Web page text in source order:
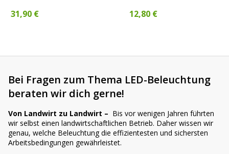
31,90 € 12,80 €
Bei Fragen zum Thema LED-Beleuchtung
beraten wir dich gerne!
Von Landwirt zu Landwirt – Bis vor wenigen Jahren führten
wir selbst einen landwirtschaftlichen Betrieb. Daher wissen wir
genau, welche Beleuchtung die effizientesten und sichersten
Arbeitsbedingungen gewährleistet.